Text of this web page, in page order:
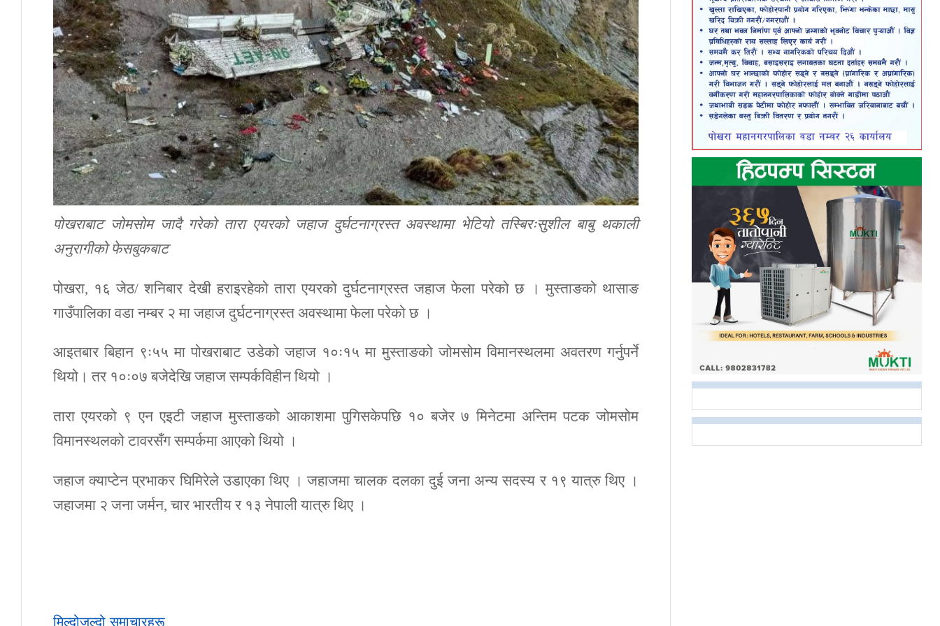
पोखराबाट जोमसोम जादै गरेको तारा एयरको जहाज दुर्घटनाग्रस्त अवस्थामा भेटियो तस्बिरःसुशील बाबु थकाली
अनुरागीको फेसबुकबाट
पोखरा, १६ जेठ/ शनिबार देखी हराइरहेको तारा एयरको दुर्घटनाग्रस्त जहाज फेला परेको छ । मुस्ताङको थासाङ
गाउँपालिका वडा नम्बर २ मा जहाज दुर्घटनाग्रस्त अवस्थामा फेला परेको छ ।
आइतबार बिहान ९ः५५ मा पोखराबाट उडेको जहाज १०ः१५ मा मुस्ताङको जोमसोम विमानस्थलमा अवतरण गर्नुपर्ने
थियो। तर १०ः०७ बजेदेखि जहाज सम्पर्कविहीन थियो ।
तारा एयरको ९ एन एइटी जहाज मुस्ताङको आकाशमा पुगिसकेपछि १० बजेर ७ मिनेटमा अन्तिम पटक जोमसोम
विमानस्थलको टावरसँग सम्पर्कमा आएको थियो ।
जहाज क्याप्टेन प्रभाकर घिमिरेले उडाएका थिए । जहाजमा चालक दलका दुई जना अन्य सदस्य र १९ यात्रु थिए ।
जहाजमा २ जना जर्मन, चार भारतीय र १३ नेपाली यात्रु थिए ।
मिल्दोजुल्दो समाचारहरू